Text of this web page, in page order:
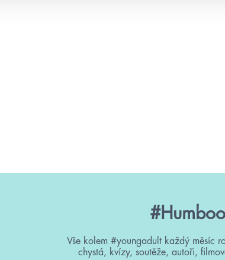
Vše kolem #youngadult každý měsíc
chystá, kvízy, soutěže, autoři,